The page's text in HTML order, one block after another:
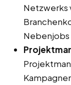
Netzwerks
Nebenjobs